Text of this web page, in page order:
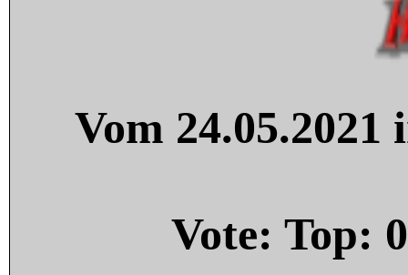
Vom
Vote: Top: 0